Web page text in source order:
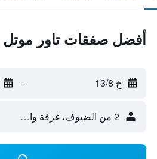
أفضل صفقات تاور موتل
خ 13/8 -
2 من الضيوف، غرفة واحدة